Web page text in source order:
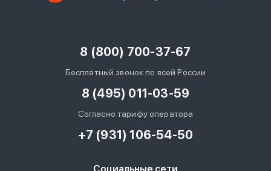
8 (800) 700-37-67
Бесплатный звонок по всей России
8 (495) 011-03-59
Согласно тарифу оператора
+7 (931) 106-54-50